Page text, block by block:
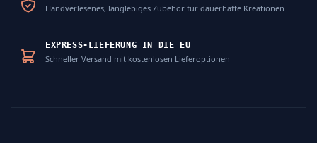
Handverlesenes, langlebiges Zubehör für dauerhafte Kreationen
EXPRESS-LIEFERUNG IN DIE EU
Schneller Versand mit kostenlosen Lieferoptionen